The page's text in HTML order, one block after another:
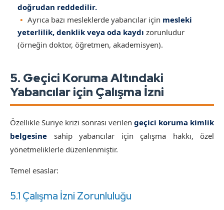
doğrudan reddedilir.
Ayrıca bazı mesleklerde yabancılar için mesleki
yeterlilik, denklik veya oda kaydı zorunludur
(örneğin doktor, öğretmen, akademisyen).
5. Geçici Koruma Altındaki
Yabancılar için Çalışma İzni
Özellikle Suriye krizi sonrası verilen geçici koruma kimlik
belgesine sahip yabancılar için çalışma hakkı, özel
yönetmeliklerle düzenlenmiştir.
Temel esaslar:
5.1 Çalışma İzni Zorunluluğu